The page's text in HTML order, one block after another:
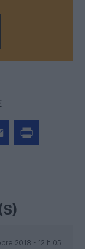
2018 - 12 h 05